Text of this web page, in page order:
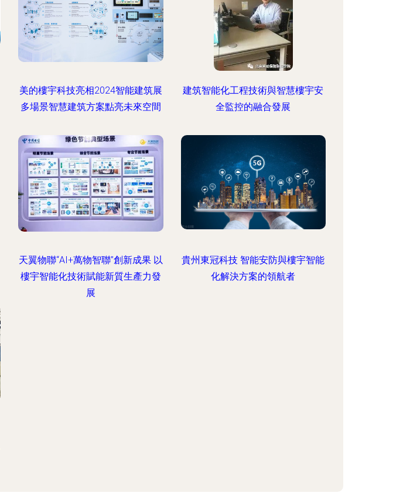
美的樓宇科技亮相2024智能建筑展
多場景智慧建筑方案點亮未來空間
建筑智能化工程技術與智慧樓宇安
全監控的融合發展
天翼物聯“AI+萬物智聯”創新成果 以
樓宇智能化技術賦能新質生產力發
展
貴州東冠科技 智能安防與樓宇智能
化解決方案的領航者